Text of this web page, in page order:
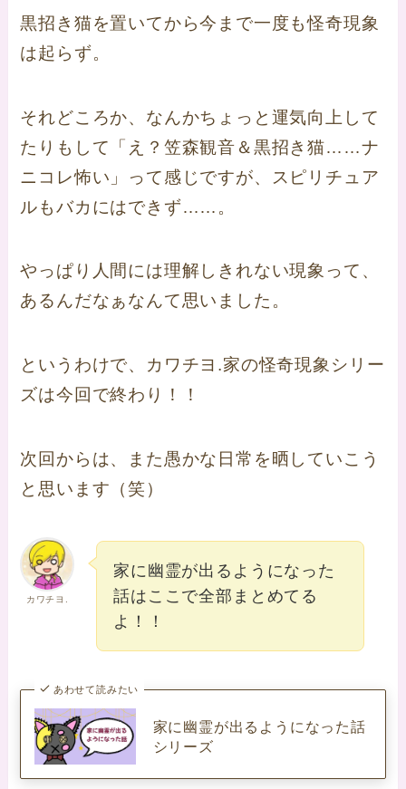
黒招き猫を置いてから今まで一度も怪奇現象
は起らず。
それどころか、なんかちょっと運気向上して
たりもして「え？笠森観音＆黒招き猫……ナ
ニコレ怖い」って感じですが、スピリチュア
ルもバカにはできず……。
やっぱり人間には理解しきれない現象って、
あるんだなぁなんて思いました。
というわけで、カワチヨ.家の怪奇現象シリー
ズは今回で終わり！！
次回からは、また愚かな日常を晒していこう
と思います（笑）
カワチヨ.
家に幽霊が出るようになった
話はここで全部まとめてる
よ！！
あわせて読みたい
家に幽霊が出るようになった話
シリーズ